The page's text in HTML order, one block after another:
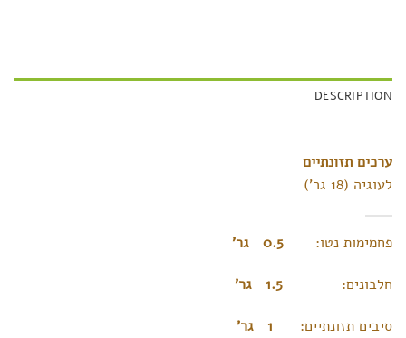
DESCRIPTION
ערכים תזונתיים
לעוגיה (18 גר’)
פחמימות נטו:
חלבונים:
סיבים תזונתיים: